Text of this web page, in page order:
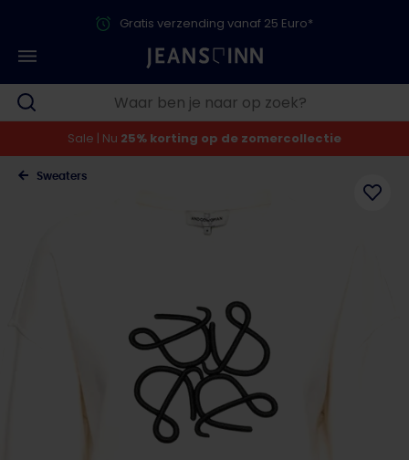
Gratis verzending vanaf 25 Euro*
Sale | Nu 25% korting op de zomercollectie
Sweaters